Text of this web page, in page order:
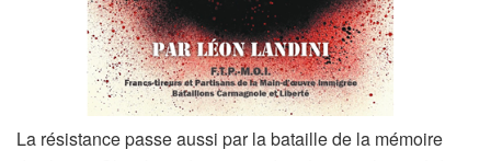
La résistance passe aussi par la bataille de la mémoire